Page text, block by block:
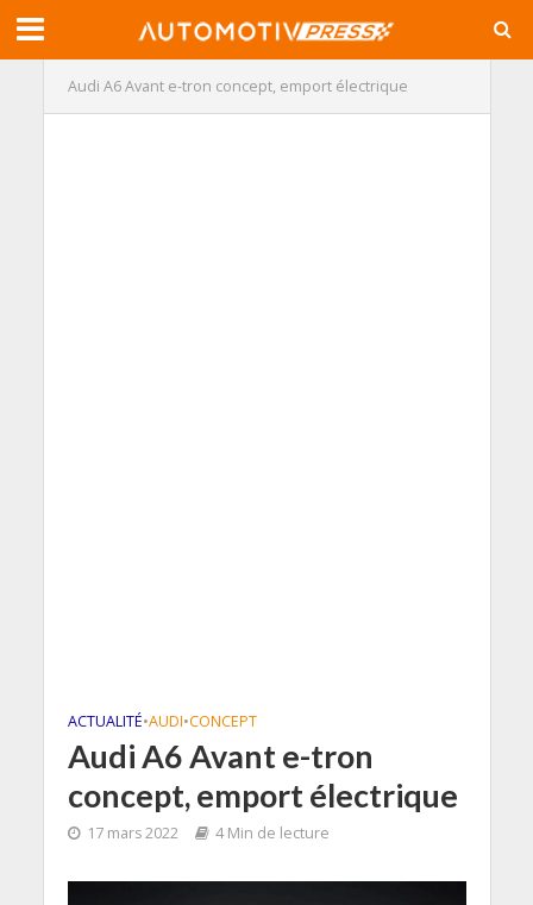
Audi A6 Avant e-tron concept, emport électrique
ACTUALITÉ•AUDI•CONCEPT
Audi A6 Avant e-tron
concept, emport électrique
17 mars 2022 4 Min de lecture